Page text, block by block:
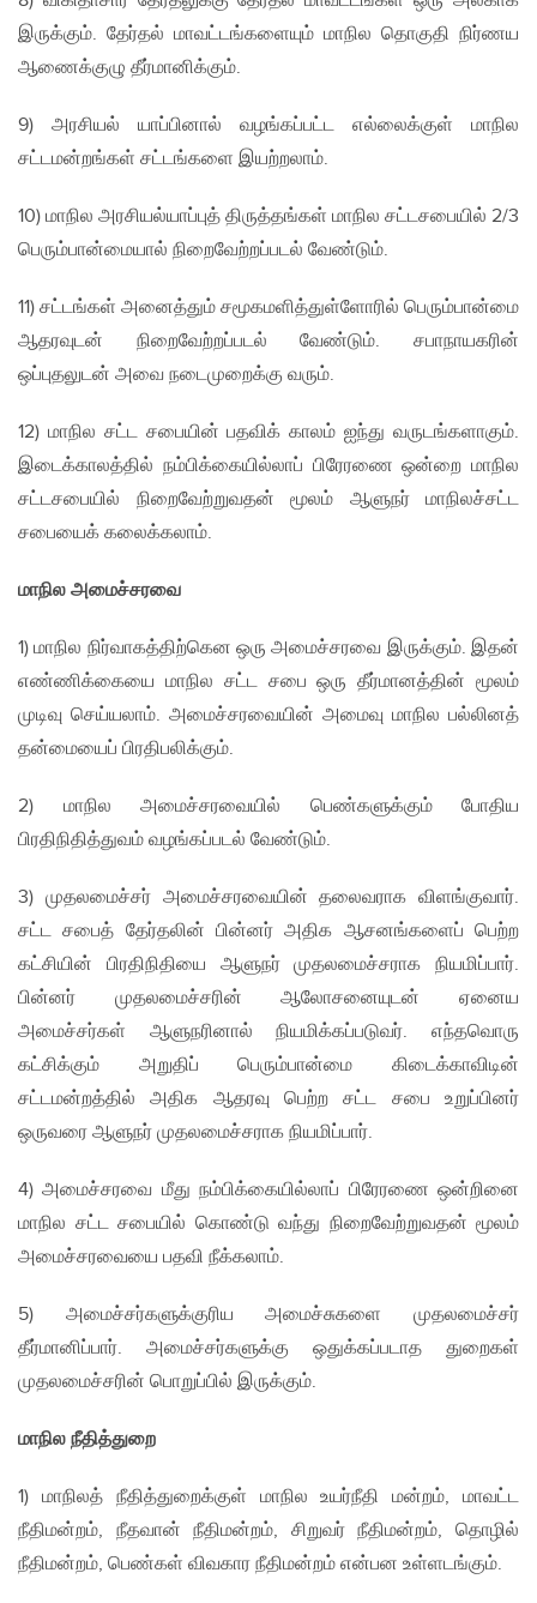
இருக்கும். தேர்தல் மாவட்டங்களையும் மாநில தொகுதி நிர்ணய
ஆணைக்குழு தீர்மானிக்கும்.
9) அரசியல் யாப்பினால் வழங்கப்பட்ட எல்லைக்குள் மாநில
சட்டமன்றங்கள் சட்டங்களை இயற்றலாம்.
10) மாநில அரசியல்யாப்புத் திருத்தங்கள் மாநில சட்டசபையில் 2/3
பெரும்பான்மையால் நிறைவேற்றப்படல் வேண்டும்.
11) சட்டங்கள் அனைத்தும் சமூகமளித்துள்ளோரில் பெரும்பான்மை
ஆதரவுடன் நிறைவேற்றப்படல் வேண்டும். சபாநாயகரின்
ஒப்புதலுடன் அவை நடைமுறைக்கு வரும்.
12) மாநில சட்ட சபையின் பதவிக் காலம் ஐந்து வருடங்களாகும்.
இடைக்காலத்தில் நம்பிக்கையில்லாப் பிரேரணை ஒன்றை மாநில
சட்டசபையில் நிறைவேற்றுவதன் மூலம் ஆளுநர் மாநிலச்சட்ட
சபையைக் கலைக்கலாம்.
மாநில அமைச்சரவை
1) மாநில நிர்வாகத்திற்கென ஒரு அமைச்சரவை இருக்கும். இதன்
எண்ணிக்கையை மாநில சட்ட சபை ஒரு தீர்மானத்தின் மூலம்
முடிவு செய்யலாம். அமைச்சரவையின் அமைவு மாநில பல்லினத்
தன்மையைப் பிரதிபலிக்கும்.
2) மாநில அமைச்சரவையில் பெண்களுக்கும் போதிய
பிரதிநிதித்துவம் வழங்கப்படல் வேண்டும்.
3) முதலமைச்சர் அமைச்சரவையின் தலைவராக விளங்குவார்.
சட்ட சபைத் தேர்தலின் பின்னர் அதிக ஆசனங்களைப் பெற்ற
கட்சியின் பிரதிநிதியை ஆளுநர் முதலமைச்சராக நியமிப்பார்.
பின்னர் முதலமைச்சரின் ஆலோசனையுடன் ஏனைய
அமைச்சர்கள் ஆளுநரினால் நியமிக்கப்படுவர். எந்தவொரு
கட்சிக்கும் அறுதிப் பெரும்பான்மை கிடைக்காவிடின்
சட்டமன்றத்தில் அதிக ஆதரவு பெற்ற சட்ட சபை உறுப்பினர்
ஒருவரை ஆளுநர் முதலமைச்சராக நியமிப்பார்.
4) அமைச்சரவை மீது நம்பிக்கையில்லாப் பிரேரணை ஒன்றினை
மாநில சட்ட சபையில் கொண்டு வந்து நிறைவேற்றுவதன் மூலம்
அமைச்சரவையை பதவி நீக்கலாம்.
5) அமைச்சர்களுக்குரிய அமைச்சுகளை முதலமைச்சர்
தீர்மானிப்பார். அமைச்சர்களுக்கு ஒதுக்கப்படாத துறைகள்
முதலமைச்சரின் பொறுப்பில் இருக்கும்.
மாநில நீதித்துறை
1) மாநிலத் நீதித்துறைக்குள் மாநில உயர்நீதி மன்றம், மாவட்ட
நீதிமன்றம், நீதவான் நீதிமன்றம், சிறுவர் நீதிமன்றம், தொழில்
நீதிமன்றம், பெண்கள் விவகார நீதிமன்றம் என்பன உள்ளடங்கும்.